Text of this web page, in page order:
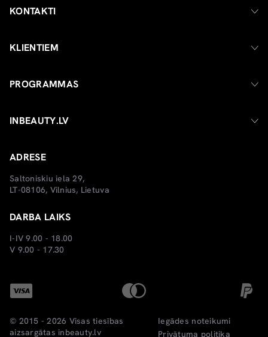
KONTAKTI
KLIENTIEM
PROGRAMMAS
INBEAUTY.LV
ADRESE
Saltoniskiu iela 29,
LT-08106, Vilnius, Lietuva
DARBA LAIKS
I-IV 9.00 - 18.00
V 9.00 - 17.30
© 2015 - 2026 Visas tiesības
aizsargātas inbeauty.lv
Iegādes noteikumi
Privātuma politika